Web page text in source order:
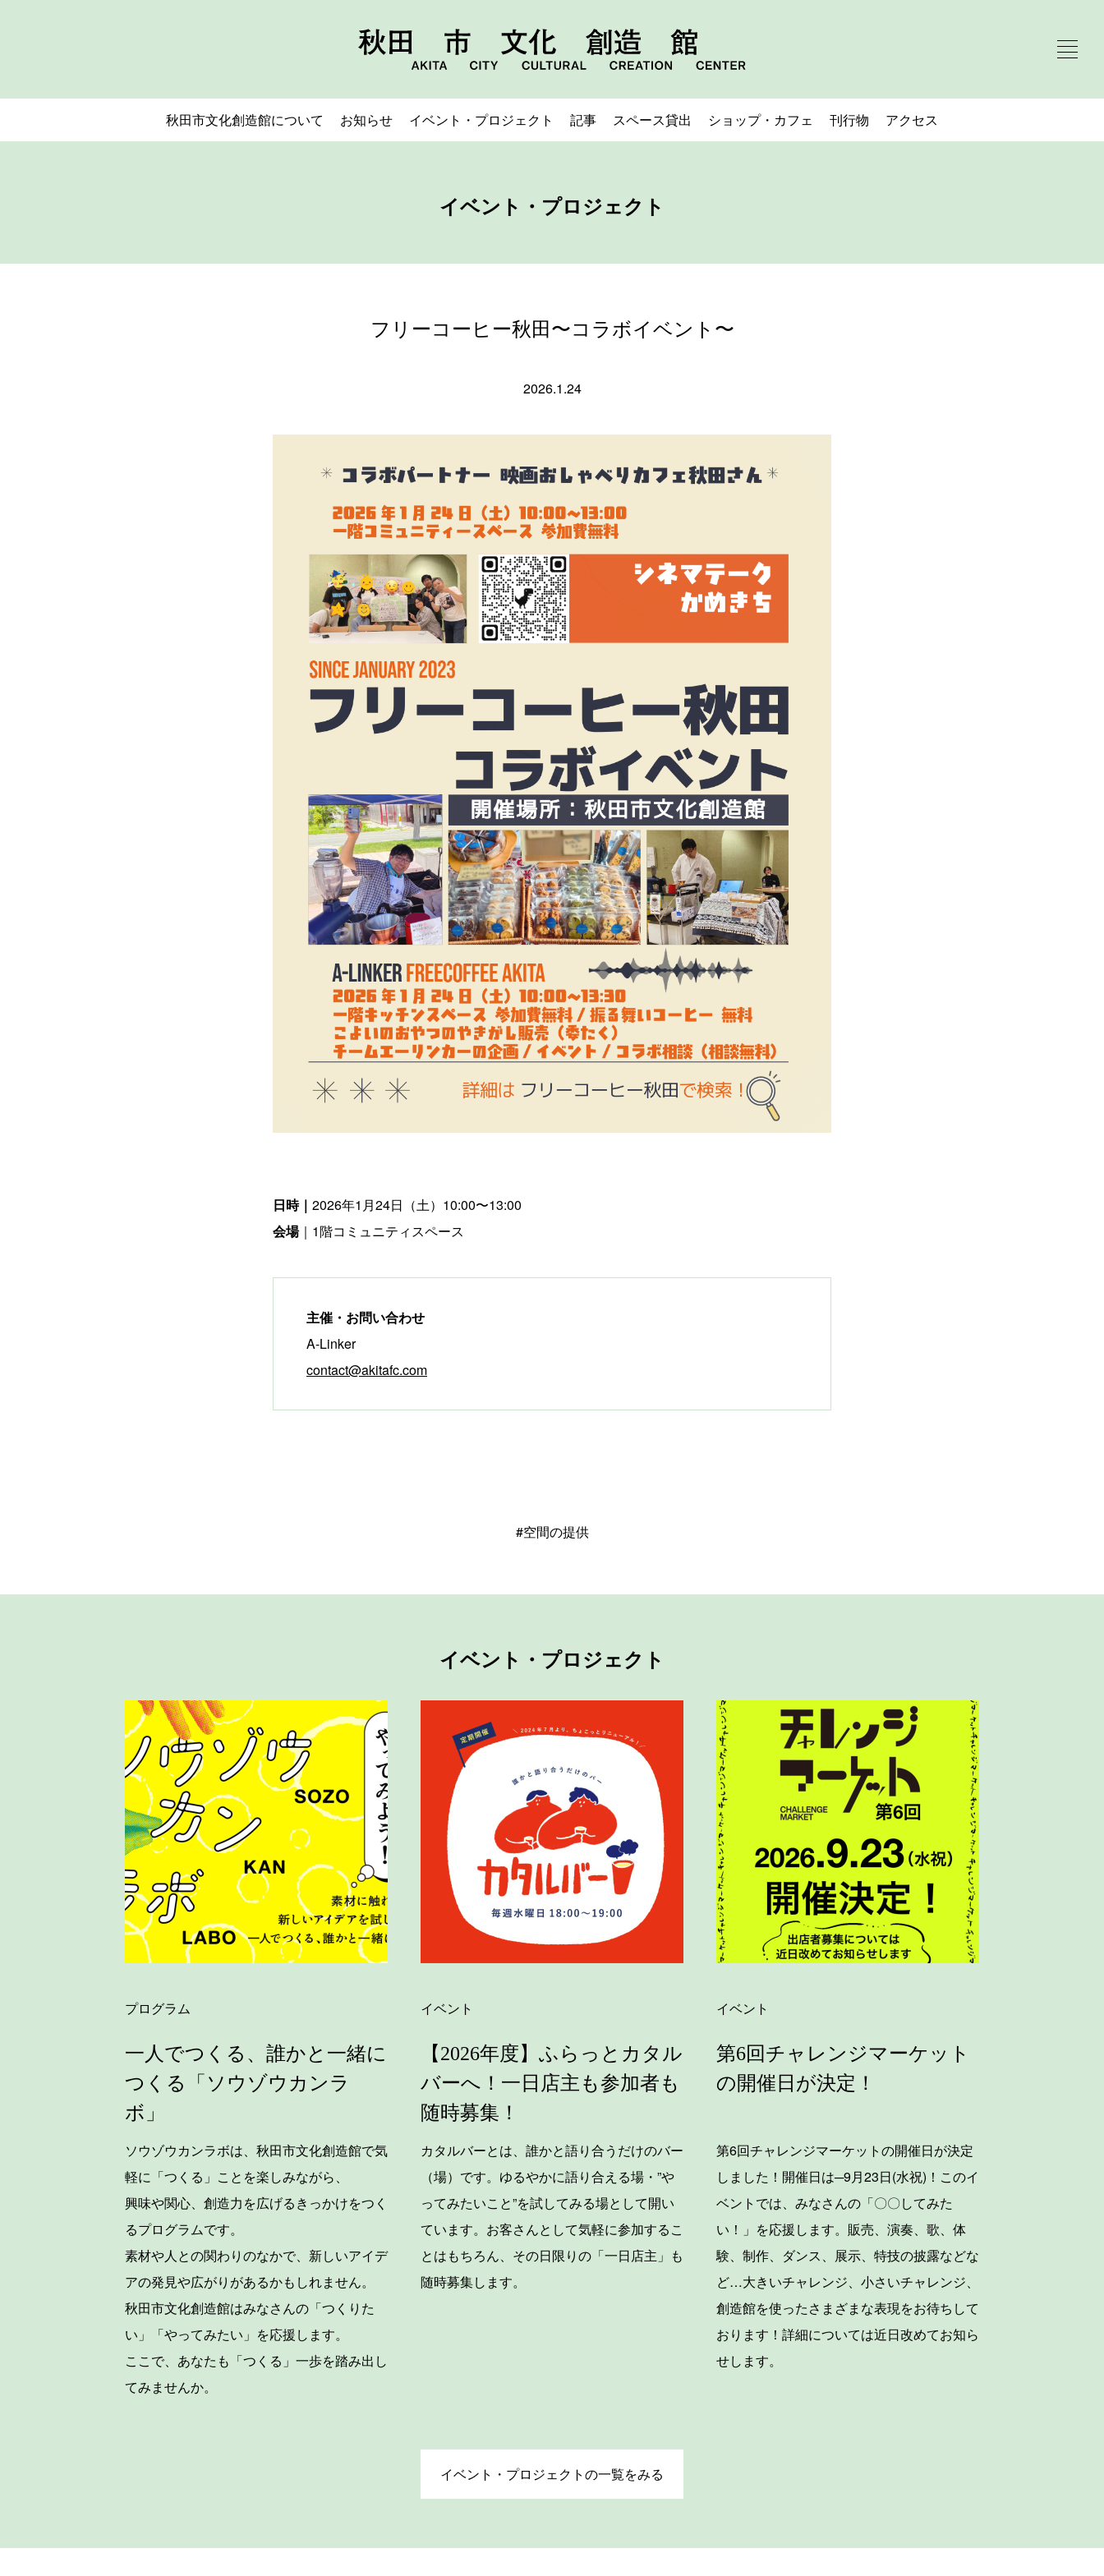
秋田市文化創造館について お知らせ イベント・プロジェクト 記事 スペース貸出 ショップ・カフェ 刊行物 アクセス
イベント・プロジェクト
フリーコーヒー秋田〜コラボイベント〜
2026.1.24
日時｜ 2026年1月24日（土）10:00〜13:00
会場｜1階コミュニティスペース
主催・お問い合わせ
A-Linker
contact@akitafc.com
#空間の提供
イベント・プロジェクト
プログラム
一人でつくる、誰かと一緒に
つくる「ソウゾウカンラ
ボ」
ソウゾウカンラボは、秋田市文化創造館で気
軽に「つくる」ことを楽しみながら、
興味や関心、創造力を広げるきっかけをつく
るプログラムです。
素材や人との関わりのなかで、新しいアイデ
アの発見や広がりがあるかもしれません。
秋田市文化創造館はみなさんの「つくりた
い」「やってみたい」を応援します。
ここで、あなたも「つくる」一歩を踏み出し
てみませんか。
イベント
【2026年度】ふらっとカタル
バーへ！一日店主も参加者も
随時募集！
カタルバーとは、誰かと語り合うだけのバー
（場）です。ゆるやかに語り合える場・”や
ってみたいこと”を試してみる場として開い
ています。お客さんとして気軽に参加するこ
とはもちろん、その日限りの「一日店主」も
随時募集します。
イベント
第6回チャレンジマーケット
の開催日が決定！
第6回チャレンジマーケットの開催日が決定
しました！開催日は─9月23日(水祝)！このイ
ベントでは、みなさんの「〇〇してみた
い！」を応援します。販売、演奏、歌、体
験、制作、ダンス、展示、特技の披露などな
ど…大きいチャレンジ、小さいチャレンジ、
創造館を使ったさまざまな表現をお待ちして
おります！詳細については近日改めてお知ら
せします。
イベント・プロジェクトの一覧をみる